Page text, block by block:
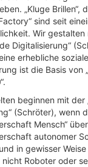
„Kluge Brillen“,
sind seit
Wir gestalten
Digitalisierung“
erhebliche
ist die Basis von
beginnen mit
(Schröter), wenn
Mensch“
autonomer
in gewisser
nicht Roboter oder